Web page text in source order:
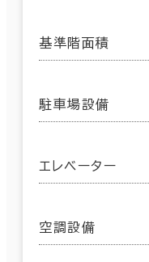
基準階面積
駐車場設備
エレベーター
空調設備